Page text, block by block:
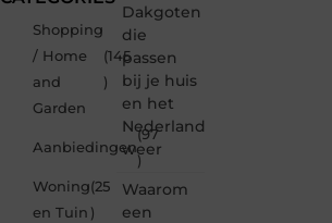
Shopping
/ Home
and
Garden
(145
)
Aanbiedingen
(97
)
Woning
en Tuin
(25
)
Dakgoten
die
passen
bij je huis
en het
Nederlandse
weer
Waarom
een